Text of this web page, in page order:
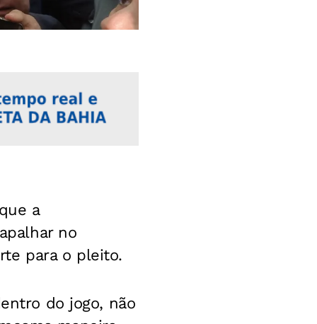
a
no
para o pleito.
do jogo, não